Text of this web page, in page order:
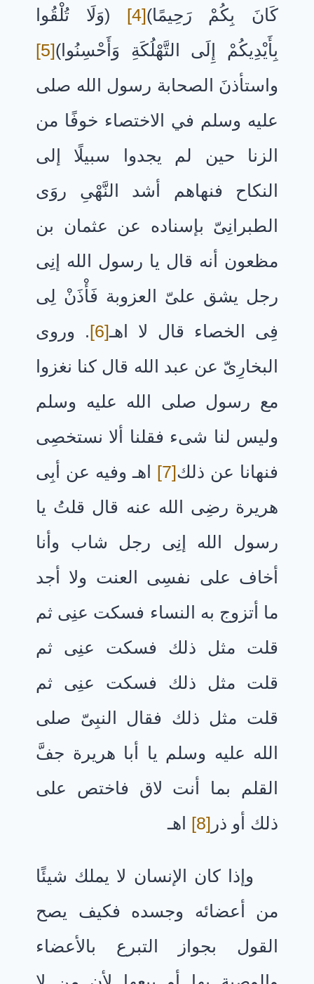
كَانَ بِكُمْ رَحِيمًا)[4]
(وَلَا تُلْقُوا
بِأَيْدِيكُمْ إِلَى التَّهْلُكَةِ وَأَحْسِنُوا)[5]
واستأذنَ الصحابة رسول الله صلى
عليه وسلم في الاختصاء خوفًا من
الزنا حين لم يجدوا سبيلًا إلى
النكاح فنهاهم أشد النَّهْىِ روَى
الطبرانِىّ بإسناده عن عثمان بن
مظعون أنه قال يا رسول الله إنِى
رجل يشق علىّ العزوبة فَأْذَنْ لِى
فِى الخصاء قال لا اهـ[6]
. وروى
البخارِىّ عن عبد الله قال كنا نغزوا
مع رسول صلى الله عليه وسلم
وليس لنا شىء فقلنا ألا نستخصِى
فنهانا عن ذلك[7]
اهـ وفيه عن أبِى
هريرة رضِى الله عنه قال قلتُ يا
رسول الله إنِى رجل شاب وأنا
أخاف على نفسِى العنت ولا أجد
ما أتزوج به النساء فسكت عنِى ثم
قلت مثل ذلك فسكت عنِى ثم
قلت مثل ذلك فسكت عنِى ثم
قلت مثل ذلك فقال النبِىّ صلى
الله عليه وسلم يا أبا هريرة جفَّ
القلم بما أنت لاق فاختص على
ذلك أو ذر [8] اهـ
وإذا كان الإنسان لا يملك شيئًا
من أعضائه وجسده فكيف يصح
القول بجواز التبرع بالأعضاء